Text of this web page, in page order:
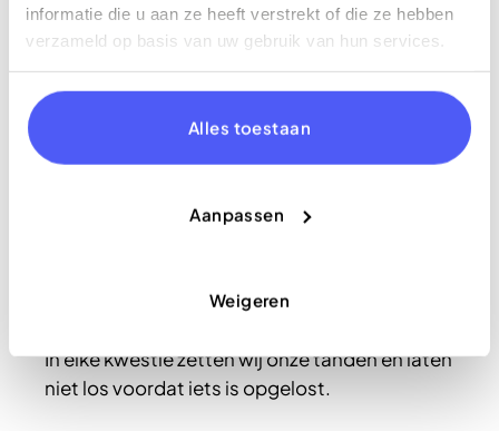
informatie die u aan ze heeft verstrekt of die ze hebben
verzameld op basis van uw gebruik van hun services.
Alles toestaan
Aanpassen
Weigeren
kanalen zijn we makkelijk bereikbaar.
In elke kwestie zetten wij onze tanden en laten
niet los voordat iets is opgelost.